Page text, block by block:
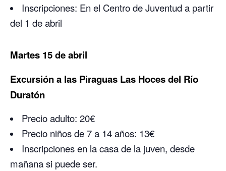
Inscripciones: En el Centro de Juventud a partir
del 1 de abril
Martes 15 de abril
Excursión a las Piraguas Las Hoces del Río
Duratón
Precio adulto: 20€
Precio niños de 7 a 14 años: 13€
Inscripciones en la casa de la juven, desde
mañana si puede ser.